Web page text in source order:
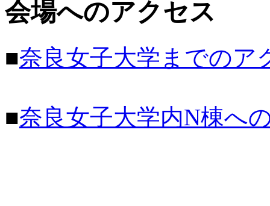
会場へのアクセス
■奈良女子大学までのア
■奈良女子大学内N棟へ